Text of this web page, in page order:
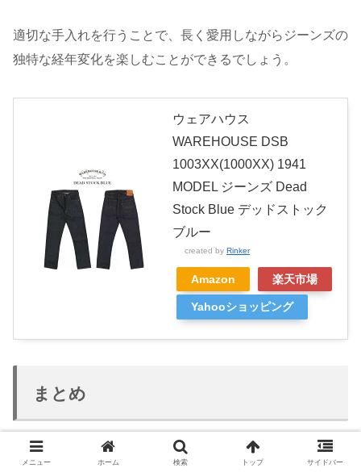
適切な手入れを行うことで、長く愛用しながらジーンズの
独特な経年変化を楽しむことができるでしょう。
ウェアハウス
WAREHOUSE DSB
1003XX(1000XX) 1941
MODEL ジーンズ Dead
Stock Blue デッドストック
ブルー
created by Rinker
Amazon 楽天市場
Yahooショッピング
まとめ
メニュー ホーム 検索 トップ サイドバー